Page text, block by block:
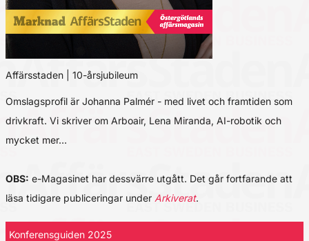
Affärsstaden | 10-årsjubileum
Omslagsprofil är Johanna Palmér - med livet och framtiden som
drivkraft. Vi skriver om Arboair, Lena Miranda, AI-robotik och
mycket mer…
OBS: e-Magasinet har dessvärre utgått. Det går fortfarande att
läsa tidigare publiceringar under Arkiverat.
Konferensguiden 2025